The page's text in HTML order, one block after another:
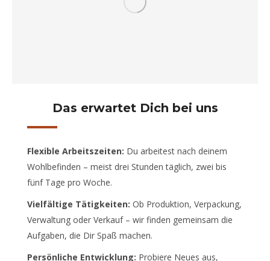
Das erwartet Dich bei uns
Flexible Arbeitszeiten: Du arbeitest nach deinem
Wohlbefinden – meist drei Stunden täglich, zwei bis
fünf Tage pro Woche.
Vielfältige Tätigkeiten: Ob Produktion, Verpackung,
Verwaltung oder Verkauf – wir finden gemeinsam die
Aufgaben, die Dir Spaß machen.
Persönliche Entwicklung: Probiere Neues aus,